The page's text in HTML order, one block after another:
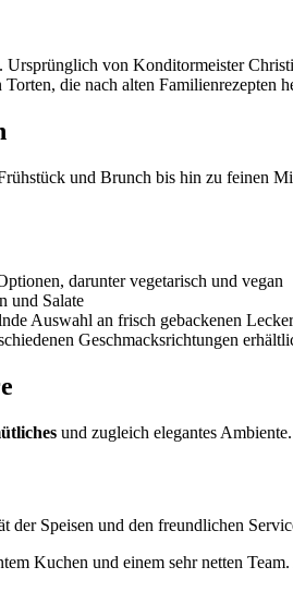
Ursprünglich von Konditormeister
Torten, die nach alten Familienrezepten
und Brunch bis hin zu feinen
darunter vegetarisch und vegan
und Salate
Auswahl an frisch gebackenen
Geschmacksrichtungen
und zugleich elegantes
der Speisen und den freundlichen
Kuchen und einem sehr netten